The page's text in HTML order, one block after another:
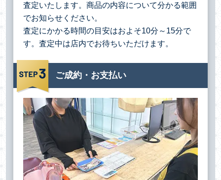
査定いたします。商品の内容について分かる範囲
でお知らせください。
査定にかかる時間の目安はおよそ10分～15分で
す。査定中は店内でお待ちいただけます。
ご成約・お支払い